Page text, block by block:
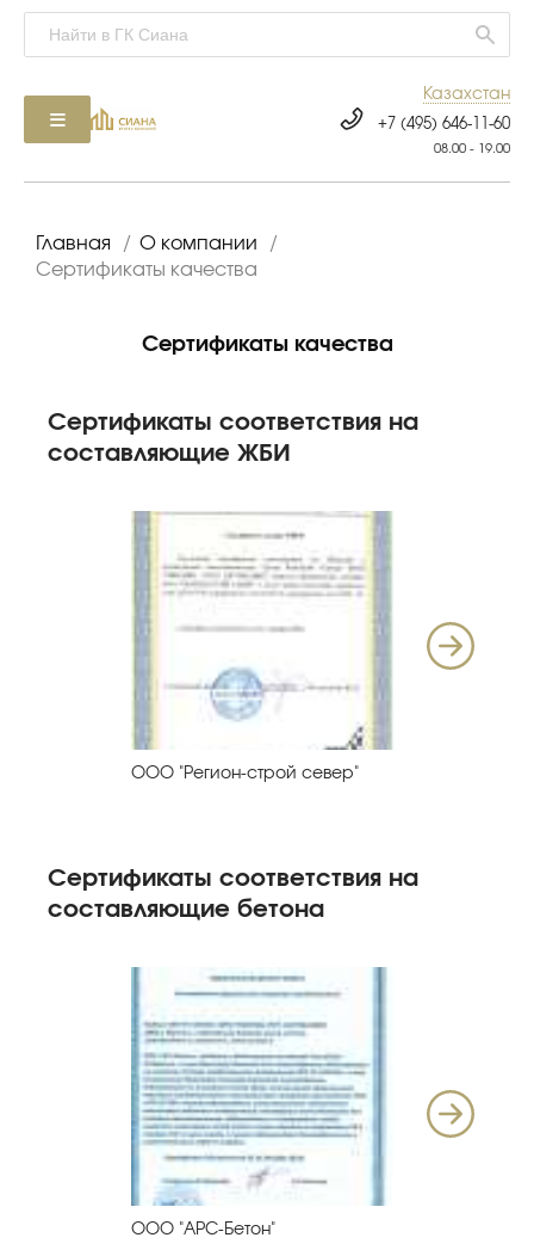
Казахстан
+7 (495) 646-11-60
08.00 - 19.00
Главная / О компании
/
Сертификаты качества
Сертификаты качества
Сертификаты соответствия на
составляющие ЖБИ
ООО "Регион-строй север"
Сертификаты соответствия на
составляющие бетона
ООО "АРС-Бетон"